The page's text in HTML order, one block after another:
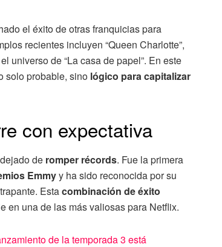
el éxito de otras franquicias para
recientes incluyen “Queen Charlotte”,
universo de “La casa de papel”. En este
solo probable, sino lógico para capitalizar
con expectativa
de romper récords. Fue la primera
Emmyy ha sido reconocida por su
Estacombinación de éxito
en una de las más valiosas para Netflix.
de la temporada 3 está